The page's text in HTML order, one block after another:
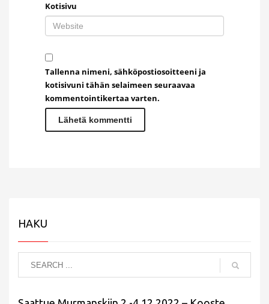
Kotisivu
Tallenna nimeni, sähköpostiosoitteeni ja
kotisivuni tähän selaimeen seuraavaa
kommentointikertaa varten.
HAKU